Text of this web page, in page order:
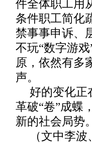
件全体职工用
条件职工简化
禁事事申诉、
不玩“数字游
原，依然有多
声。
好的变化正
革破“卷”成蝶
新的社会局势。
（文中李